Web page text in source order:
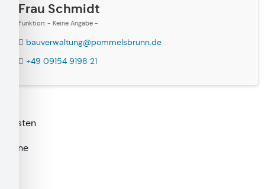
Frau Schmidt
Funktion: - Keine Angabe -
bauverwaltung@pommelsbrunn.de
+49 09154 9198 21
Fristen
keine